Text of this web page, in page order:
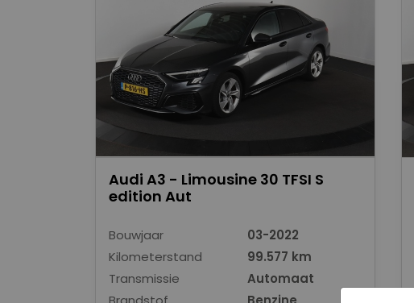
Audi A3 - Limousine 30 TFSI S
edition Aut
Bouwjaar
03-2022
Kilometerstand
99.577 km
Transmissie
Automaat